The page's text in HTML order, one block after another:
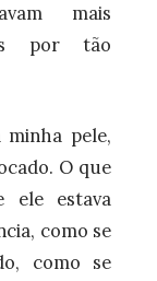
mais
por tão
pele,
O que
ele estava
como se
como se